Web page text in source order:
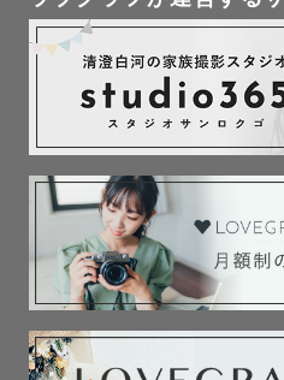
【ウエディング】
自然体な雰囲気で残す前撮り
一生に一度の特別な写真だから
何度も見返して嬉しくなれる
お2人の自然な姿を
お届け出来るよう心がけていま
普段は式場で結婚式の撮影をし